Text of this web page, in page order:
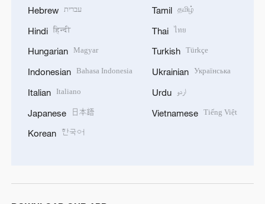
Hebrew עברית
Hindi हिन्दी
Hungarian Magyar
Indonesian Bahasa Indonesia
Italian Italiano
Japanese 日本語
Korean 한국어
Tamil தமிழ்
Thai ไทย
Turkish Türkçe
Ukrainian Українська
Urdu اردو
Vietnamese Tiếng Việt